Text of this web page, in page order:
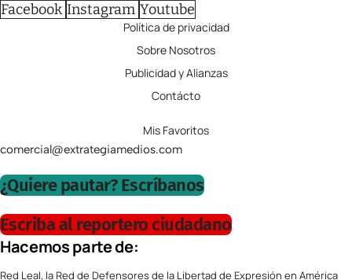
Facebook Instagram Youtube
Política de privacidad
Sobre Nosotros
Publicidad y Alianzas
Contácto
Mis Favoritos
comercial@extrategiamedios.com
¿Quiere pautar? Escríbanos
Escriba al reportero ciudadano
Hacemos parte de:
Red Leal, la Red de Defensores de la Libertad de Expresión en América